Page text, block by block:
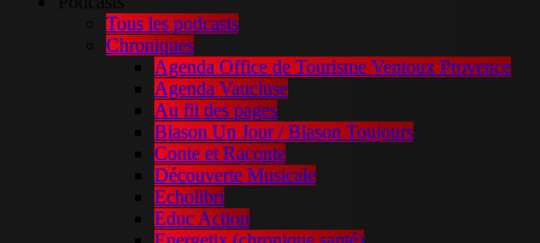
Tous les podcasts
Chroniques
Agenda Office de Tourisme Ventoux Provence
Agenda Vaucluse
Au fil des pages
Blason Un Jour / Blason Toujours
Conte et Raconte
Découverte Musicale
Echolibri
Educ Action